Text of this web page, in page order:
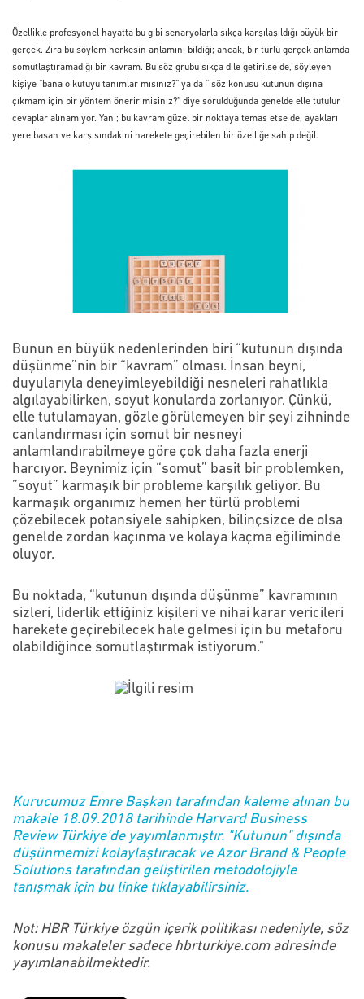
Özellikle profesyonel hayatta bu gibi senaryolarla sıkça karşılaşıldığı büyük bir
gerçek. Zira bu söylem herkesin anlamını bildiği; ancak, bir türlü gerçek anlamda
somutlaştıramadığı bir kavram. Bu söz grubu sıkça dile getirilse de, söyleyen
kişiye “bana o kutuyu tanımlar mısınız?” ya da “ söz konusu kutunun dışına
çıkmam için bir yöntem önerir misiniz?” diye sorulduğunda genelde elle tutulur
cevaplar alınamıyor. Yani; bu kavram güzel bir noktaya temas etse de, ayakları
yere basan ve karşısındakini harekete geçirebilen bir özelliğe sahip değil.
Bunun en büyük nedenlerinden biri “kutunun dışında
düşünme”nin bir “kavram” olması. İnsan beyni,
duyularıyla deneyimleyebildiği nesneleri rahatlıkla
algılayabilirken, soyut konularda zorlanıyor. Çünkü,
elle tutulamayan, gözle görülemeyen bir şeyi zihninde
canlandırması için somut bir nesneyi
anlamlandırabilmeye göre çok daha fazla enerji
harcıyor. Beynimiz için “somut” basit bir problemken,
”soyut” karmaşık bir probleme karşılık geliyor. Bu
karmaşık organımız hemen her türlü problemi
çözebilecek potansiyele sahipken, bilinçsizce de olsa
genelde zordan kaçınma ve kolaya kaçma eğiliminde
oluyor.
Bu noktada, “kutunun dışında düşünme” kavramının
sizleri, liderlik ettiğiniz kişileri ve nihai karar vericileri
harekete geçirebilecek hale gelmesi için bu metaforu
olabildiğince somutlaştırmak istiyorum."
Kurucumuz Emre Başkan tarafından kaleme alınan bu
makale 18.09.2018 tarihinde Harvard Business
Review Türkiye'de yayımlanmıştır. "Kutunun" dışında
düşünmemizi kolaylaştıracak ve Azor Brand & People
Solutions tarafından geliştirilen metodolojiyle
tanışmak için bu linke tıklayabilirsiniz.
Not: HBR Türkiye özgün içerik politikası nedeniyle, söz
konusu makaleler sadece hbrturkiye.com adresinde
yayımlanabilmektedir.